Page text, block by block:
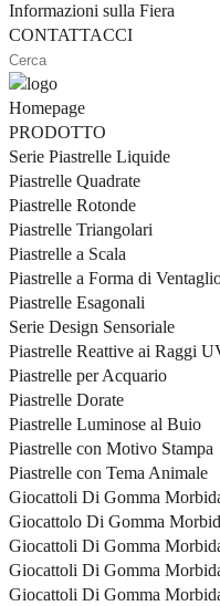
Informazioni sulla Fiera
CONTATTACCI
Homepage
PRODOTTO
Serie Piastrelle Liquide
Piastrelle Quadrate
Piastrelle Rotonde
Piastrelle Triangolari
Piastrelle a Scala
Piastrelle a Forma di
Piastrelle Esagonali
Serie Design Sensoriale
Piastrelle Reattive ai Raggi
Piastrelle per Acquario
Piastrelle Dorate
Piastrelle Luminose al Buio
Piastrelle con Motivo Stampa
Piastrelle con Tema Animale
Giocattoli Di Gomma
Giocattolo Di Gomma
Giocattoli Di Gomma
Giocattoli Di Gomma
Giocattoli Di Gomma